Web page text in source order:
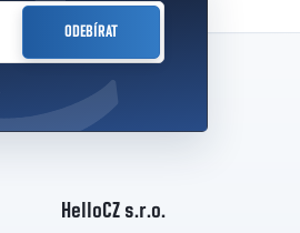
ODEBÍRAT
HelloCZ s.r.o.